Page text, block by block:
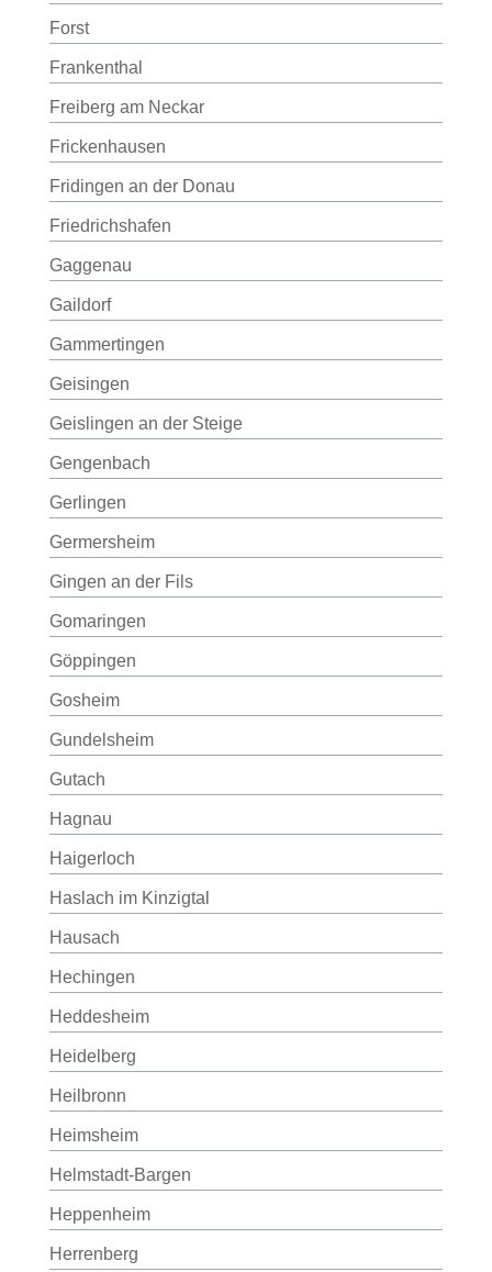
Forst
Frankenthal
Freiberg am Neckar
Frickenhausen
Fridingen an der Donau
Friedrichshafen
Gaggenau
Gaildorf
Gammertingen
Geisingen
Geislingen an der Steige
Gengenbach
Gerlingen
Germersheim
Gingen an der Fils
Gomaringen
Göppingen
Gosheim
Gundelsheim
Gutach
Hagnau
Haigerloch
Haslach im Kinzigtal
Hausach
Hechingen
Heddesheim
Heidelberg
Heilbronn
Heimsheim
Helmstadt-Bargen
Heppenheim
Herrenberg